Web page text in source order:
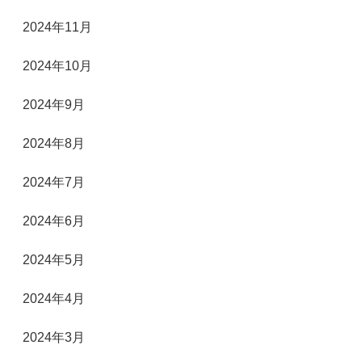
2024年11月
2024年10月
2024年9月
2024年8月
2024年7月
2024年6月
2024年5月
2024年4月
2024年3月